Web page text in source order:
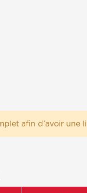
afin d’avoir une